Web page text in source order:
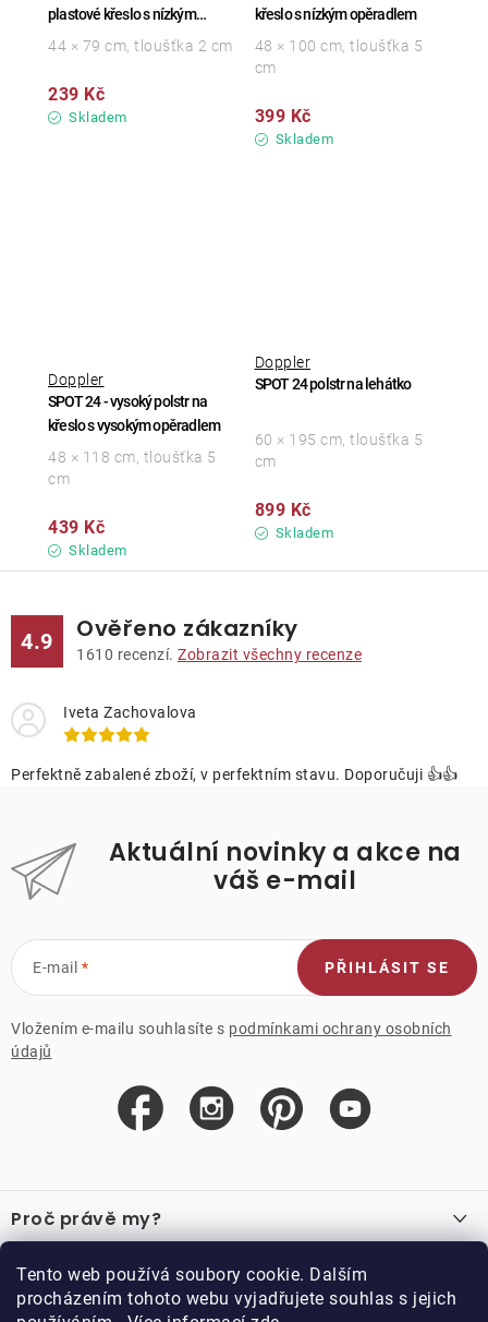
Tento web používá soubory cookie. Dalším
procházením tohoto webu vyjadřujete souhlas s jejich
plastové křeslo s nízkým
opěradlem
Skladem
239 Kč
44 × 79 cm, tloušťka 2 cm
křeslo s nízkým opěradlem
Skladem
399 Kč
48 × 100 cm, tloušťka 5
cm
SPOT 24 - vysoký polstr na
křeslo s vysokým opěradlem
Doppler
Skladem
439 Kč
48 × 118 cm, tloušťka 5
cm
SPOT 24 polstr na lehátko
Doppler
Skladem
899 Kč
60 × 195 cm, tloušťka 5
cm
4.9 Ověřeno zákazníky
1610 recenzí. Zobrazit všechny recenze
Iveta Zachovalova
Perfektně zabalené zboží, v perfektním stavu. Doporučuji 👍👍
Aktuální novinky a akce na
váš e-mail
E-mail
Vložením e-mailu souhlasíte s podmínkami ochrany osobních
údajů
PŘIHLÁSIT SE
á
p
a
Proč právě my?
Recenze
Důležité odkazy
Velkoobchod